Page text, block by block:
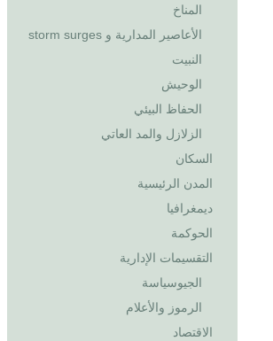
المناخ
الأعاصير المدارية و storm surges
النبيت
الوحيش
الحفاظ البيئي
الزلازل والمد العاتي
السكان
المدن الرئيسية
ديمغرافيا
الحوكمة
التقسيمات الإدارية
الجيوسياسة
الرموز والأعلام
الاقتصاد